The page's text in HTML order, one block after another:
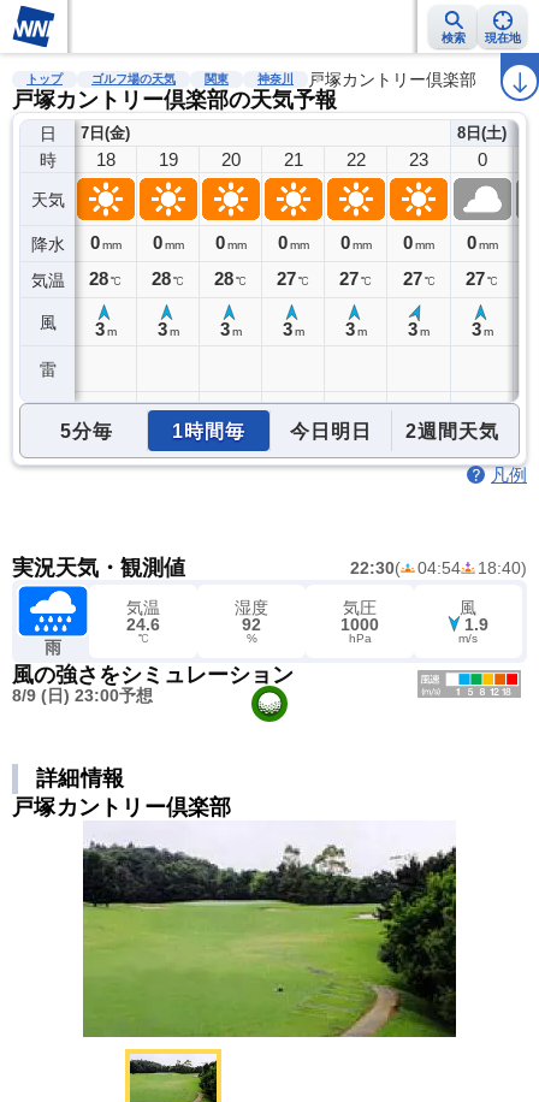
検索 現在地
雨雲レーダー 台風情報 地震情報 警報・注意報 2週間天気 ラ
トップ ゴルフ場の天気 関東 神奈川 戸塚カントリー倶楽部
戸塚カントリー倶楽部の天気予報
日
時
天気
降水
気温
風
雷
7日(金)
18
0 mm
28℃
3 m
19
0 mm
28℃
3 m
20
0 mm
28℃
3 m
21
0 mm
27℃
3 m
22
0 mm
27℃
3 m
23
0mm
27 ℃
3m
8日(土)
0
0 mm
27℃
3 m
5分毎 1時間毎 今日明日 2週間天気
凡例
実況天気・観測値 22:30( 04:54 18:40)
雨
気温
24.6
℃
湿度
92
%
気圧
1000
hPa
風
1.9
m/s
風の強さをシミュレーション
8/9 (日) 23:00予想
詳細情報
戸塚カントリー倶楽部